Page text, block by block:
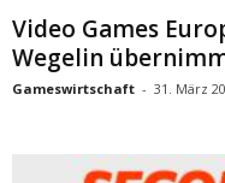
Video Games
Wegelin
Gameswirtschaft - 31. März